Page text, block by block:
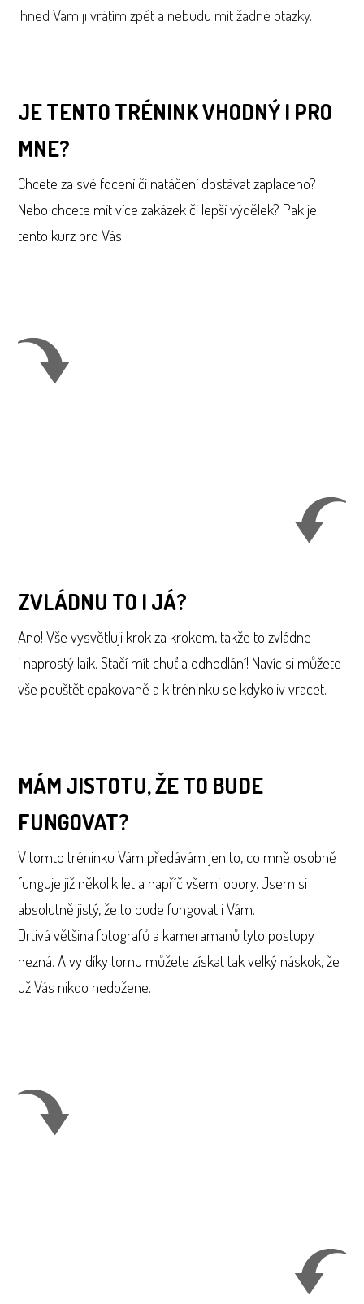
Ihned Vám ji vrátím zpět a nebudu mít žádné otázky.
JE TENTO TRÉNINK VHODNÝ I PRO
MNE?
Chcete za své focení či natáčení dostávat zaplaceno?
Nebo chcete mít více zakázek či lepší výdělek? Pak je
tento kurz pro Vás.
ZVLÁDNU TO I JÁ?
Ano! Vše vysvětluji krok za krokem, takže to zvládne
i naprostý laik. Stačí mít chuť a odhodlání! Navíc si můžete
vše pouštět opakovaně a k tréninku se kdykoliv vracet.
MÁM JISTOTU, ŽE TO BUDE
FUNGOVAT?
V tomto tréninku Vám předávám jen to, co mně osobně
funguje již několik let a napříč všemi obory. Jsem si
absolutně jistý, že to bude fungovat i Vám.
Drtivá většina fotografů a kameramanů tyto postupy
nezná. A vy díky tomu můžete získat tak velký náskok, že
už Vás nikdo nedožene.